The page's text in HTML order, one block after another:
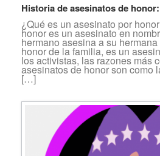
Historia de asesinatos de
¿Qué es un asesinato por
honor es un asesinato en
hermano asesina a su
honor de la familia, es un
los activistas, las razones más
asesinatos de honor son como
[…]